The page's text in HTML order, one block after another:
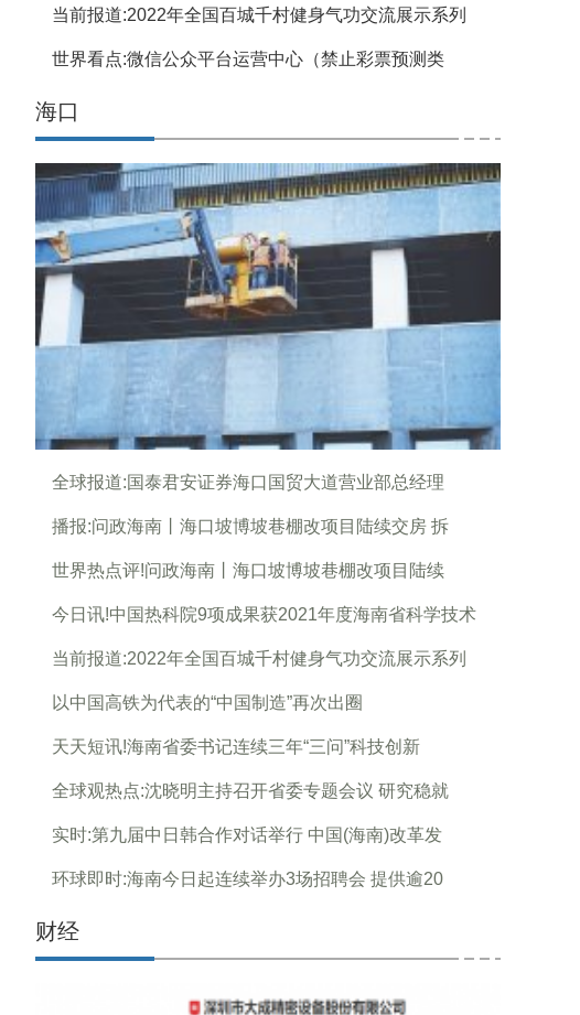
当前报道:2022年全国百城千村健身气功交流展示系列
世界看点:微信公众平台运营中心（禁止彩票预测类
海口
全球报道:国泰君安证券海口国贸大道营业部总经理
播报:问政海南丨海口坡博坡巷棚改项目陆续交房 拆
世界热点评!问政海南丨海口坡博坡巷棚改项目陆续
今日讯!中国热科院9项成果获2021年度海南省科学技术
当前报道:2022年全国百城千村健身气功交流展示系列
以中国高铁为代表的“中国制造”再次出圈
天天短讯!海南省委书记连续三年“三问”科技创新
全球观热点:沈晓明主持召开省委专题会议 研究稳就
实时:第九届中日韩合作对话举行 中国(海南)改革发
环球即时:海南今日起连续举办3场招聘会 提供逾20
财经